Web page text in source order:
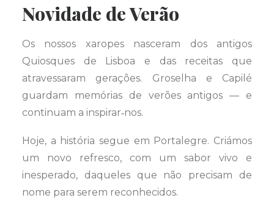
Novidade de Verão
Os nossos xaropes nasceram dos antigos
Quiosques de Lisboa e das receitas que
atravessaram gerações. Groselha e Capilé
guardam memórias de verões antigos — e
continuam a inspirar‑nos.
Hoje, a história segue em Portalegre. Criámos
um novo refresco, com um sabor vivo e
inesperado, daqueles que não precisam de
nome para serem reconhecidos.